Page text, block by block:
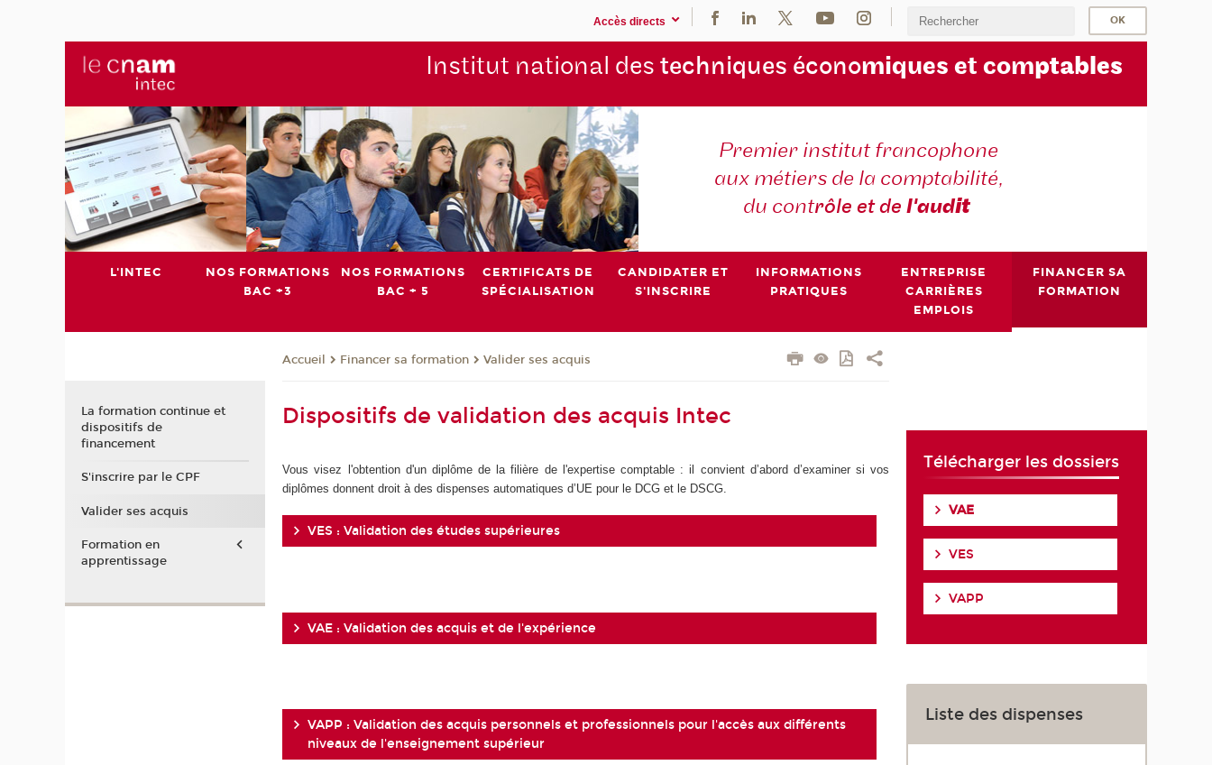
Accès directs
Institut national des techniques économiques et comptables
Premier institut francophone
aux métiers de la comptabilité,
du contrôle et del'audit
L'INTEC
NOS FORMATIONS
BAC +3
NOS FORMATIONS
BAC + 5
CERTIFICATS DE
SPÉCIALISATION
CANDIDATER ET
S'INSCRIRE
INFORMATIONS
PRATIQUES
ENTREPRISE
CARRIÈRES
EMPLOIS
FINANCER SA
FORMATION
Accueil Financer sa formation Valider ses acquis
Dispositifs de validation des acquis Intec
Vous visez l'obtention d'un diplôme de la filière de l'expertise comptable : il convient d’abord d’examiner si vos
diplômes donnent droit à des dispenses automatiques d’UE pour le DCG et le DSCG.
VES : Validation des études supérieures
VAE : Validation des acquis et de l'expérience
VAPP : Validation des acquis personnels et professionnels pour l'accès aux différents
niveaux de l'enseignement supérieur
Télécharger les dossiers
VAE
VES
VAPP
Liste des dispenses
La formation continue et
dispositifs de
financement
S'inscrire par le CPF
Valider ses acquis
Formation en
apprentissage